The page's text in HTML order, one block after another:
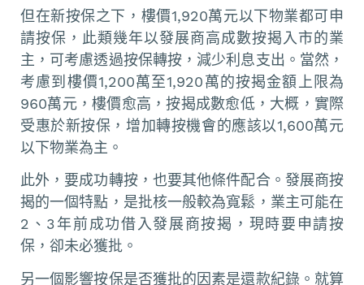
但在新按保之下，樓價1,920萬元以下物業都可申
請按保，此類幾年以發展商高成數按揭入市的業
主，可考慮透過按保轉按，減少利息支出。當然，
考慮到樓價1,200萬至1,920萬的按揭金額上限為
960萬元，樓價愈高，按揭成數愈低，大概，實際
受惠於新按保，增加轉按機會的應該以1,600萬元
以下物業為主。
此外，要成功轉按，也要其他條件配合。發展商按
揭的一個特點，是批核一般較為寬鬆，業主可能在
2、3年前成功借入發展商按揭，現時要申請按
保，卻未必獲批。
另一個影響按保是否獲批的因素是還款紀錄。就算